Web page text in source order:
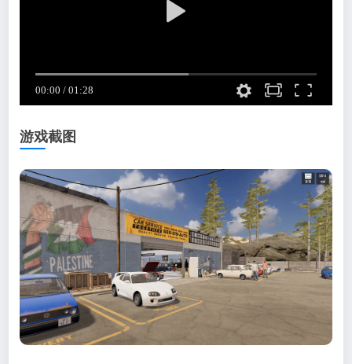
游戏截图